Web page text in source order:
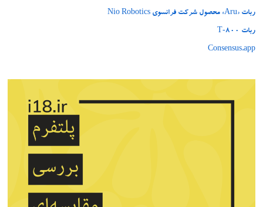
ربات «Aru» محصول شرکت فرانسوی Nio Robotics
ربات T‑800
Consensus.app